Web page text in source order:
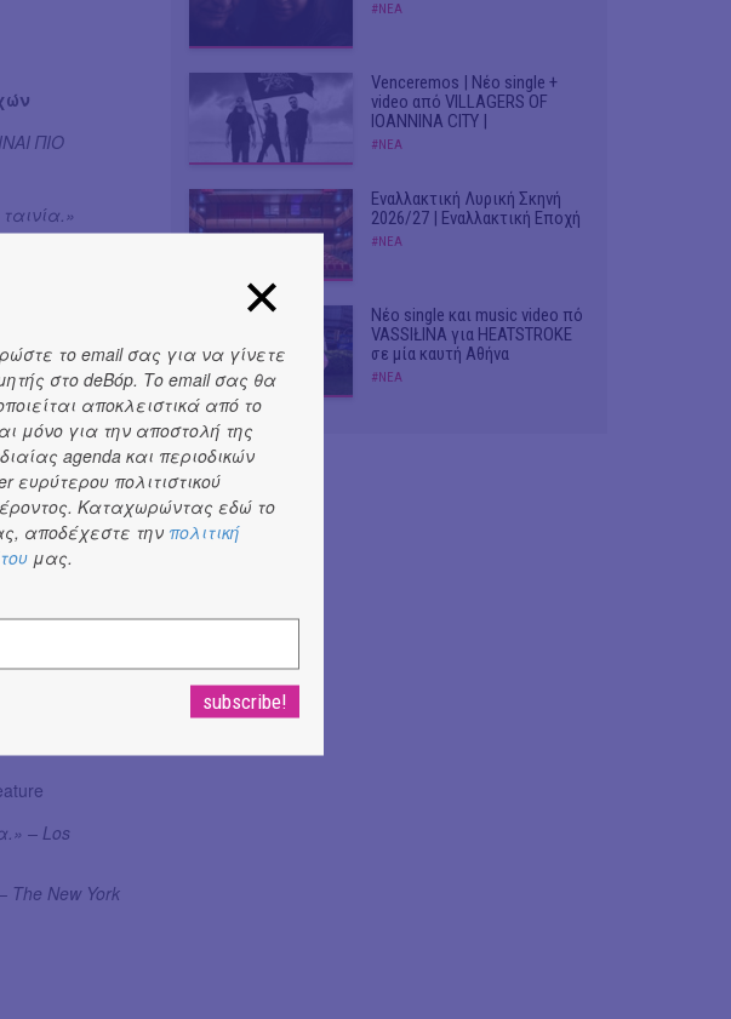
ΠΙΟ
τουLU
Contribution
– Los
The New York
#ΝΕΑ
Venceremos | Νέο single +
video από VILLAGERS OF
IOANNINA CITY |
#ΝΕΑ
Εναλλακτική Λυρική Σκηνή
2026/27 | Εναλλακτική Εποχή
#ΝΕΑ
Νέο single και music video πό
VASSIŁINA για HEATSTROKE
σε μία καυτή Αθήνα
#ΝΕΑ
το email σας για να γίνετε
στο deBόp. Το email σας θα
αποκλειστικά από το
μόνο για την αποστολή της
agenda και περιοδικών
ευρύτερου πολιτιστικού
Καταχωρώντας εδώ το
αποδέχεστε την πολιτική
μας.